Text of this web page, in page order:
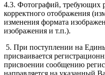
4.3. Фотографий, требующих
корректного отображения
изменения формата
изображения и т.п.).
5. При поступлении на
присваивается
присвоении сообщению